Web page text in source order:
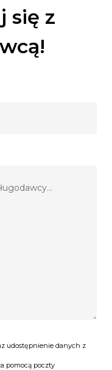
się z
udostępnienie danych z
pomocą poczty